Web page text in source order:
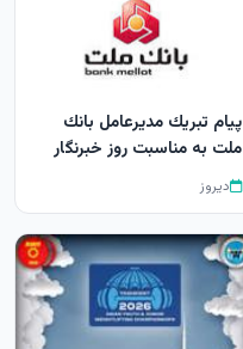
پیام تبریك مدیرعامل بانك
ملت به مناسبت روز خبرنگار
دیروز